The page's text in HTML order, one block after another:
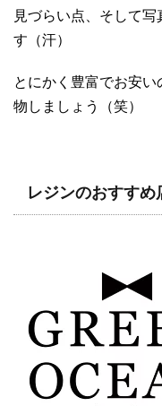
見づらい点、そして
す（汗）
とにかく豊富でお安
物しましょう（笑）
レジンのおすすめ